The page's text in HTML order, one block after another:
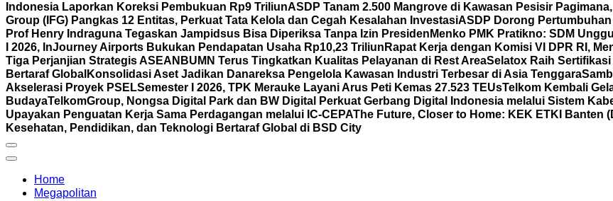
Indonesia Laporkan Koreksi Pembukuan Rp9 TriliunASDP Tanam 2.500 Mangrove di Kawasan Pesisir
Group (IFG) Pangkas 12 Entitas, Perkuat Tata Kelola dan Cegah Kesalahan InvestasiASDP Dorong
Prof Henry Indraguna Tegaskan Jampidsus Bisa Diperiksa Tanpa Izin Presiden Menko PMK Pratikno: SDM
I 2026, InJourney Airports Bukukan Pendapatan Usaha Rp10,23 Triliun Rapat Kerja dengan Komisi VI DPR RI,
Tiga Perjanjian Strategis ASEAN BUMN Terus Tingkatkan Kualitas Pelayanan di Rest AreaSelatox Raih
Bertaraf Global Konsolidasi Aset Jadikan Danareksa Pengelola Kawasan Industri Terbesar di Asia Tenggara
Akselerasi Proyek PSELSemester I 2026, TPK Merauke Layani Arus Peti Kemas 27.523 TEUsTelkom Kembali
BudayaTelkomGroup, Nongsa Digital Park dan BW Digital Perkuat Gerbang Digital Indonesia melalui Sistem
Upayakan Penguatan Kerja Sama Perdagangan melalui IC-CEPAThe Future, Closer to Home: KEK ETKI Banten
Kesehatan, Pendidikan, dan Teknologi Bertaraf Global di BSD City
Home
Megapolitan